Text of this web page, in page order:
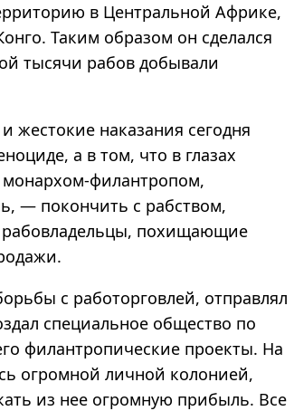
в Центральной Африке,
Таким образом он сделался
тысячи рабов добывали
жестокие наказания сегодня
а в том, что в глазах
филантропом,
— покончить с рабством,
рабовладельцы, похищающие
с работорговлей, отправлял
специальное общество по
филантропические проекты. На
огромной личной колонией,
из нее огромную прибыль. Все